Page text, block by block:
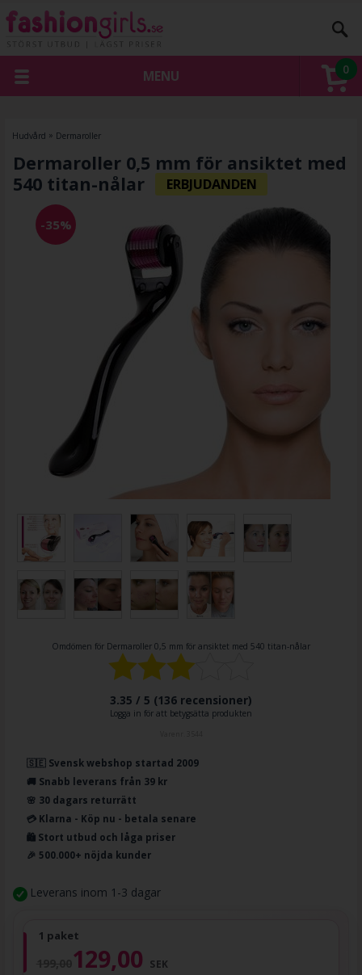
0
MENU
Hudvård » Dermaroller
Dermaroller 0,5 mm för ansiktet med
540 titan-nålar
-35%
Omdömen för Dermaroller 0,5 mm för ansiktet med 540 titan-nålar
3.35 / 5 (136 recensioner)
Logga in för att betygsätta produkten
🇸🇪 Svensk webshop startad 2009
🚚 Snabb leverans från 39 kr
🌸 30 dagars returrätt
💳 Klarna - Köp nu - betala senare
🛍️ Stort utbud och låga priser
🎉 500.000+ nöjda kunder
Leverans inom 1-3 dagar
1 paket
129,00 SEK